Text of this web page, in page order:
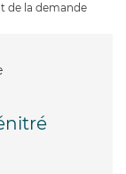
de la demande